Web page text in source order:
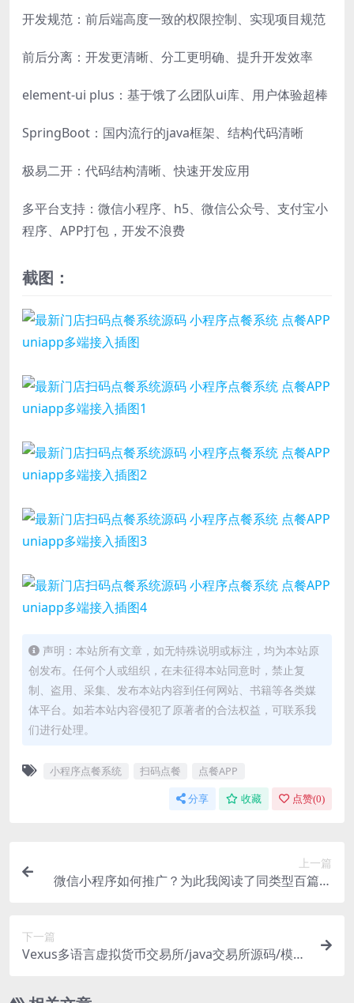
开发规范：前后端高度一致的权限控制、实现项目规范
前后分离：开发更清晰、分工更明确、提升开发效率
element-ui plus：基于饿了么团队ui库、用户体验超棒
SpringBoot：国内流行的java框架、结构代码清晰
极易二开：代码结构清晰、快速开发应用
多平台支持：微信小程序、h5、微信公众号、支付宝小
程序、APP打包，开发不浪费
截图：
声明：本站所有文章，如无特殊说明或标注，均为本站原
创发布。任何个人或组织，在未征得本站同意时，禁止复
制、盗用、采集、发布本站内容到任何网站、书籍等各类媒
体平台。如若本站内容侵犯了原著者的合法权益，可联系我
们进行处理。
小程序点餐系统 扫码点餐 点餐APP
分享 收藏 点赞(0)
上一篇
微信小程序如何推广？为此我阅读了同类型百篇文
下一篇
Vexus多语言虚拟货币交易所/java交易所源码/模拟
仓挖矿+质押贷款+闪兑